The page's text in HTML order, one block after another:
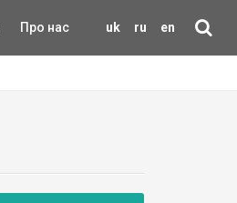
uk ru en
Про нас